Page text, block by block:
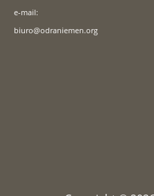
e-mail:
biuro@odraniemen.org